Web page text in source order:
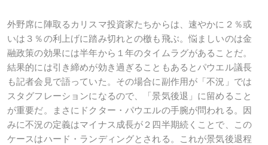
外野席に陣取るカリスマ投資家たちからは、速やかに２％或
いは３％の利上げに踏み切れとの檄も飛ぶ。悩ましいのは金
融政策の効果には半年から１年のタイムラグがあることだ。
結果的には引き締めが効き過ぎることもあるとパウエル議長
も記者会見で語っていた。その場合に副作用が「不況」では
スタグフレーションになるので、「景気後退」に留めること
が重要だ。まさにドクター・パウエルの手腕が問われる。因
みに不況の定義はマイナス成長が２四半期続くことで、この
ケースはハード・ランディングとされる。これが景気後退程